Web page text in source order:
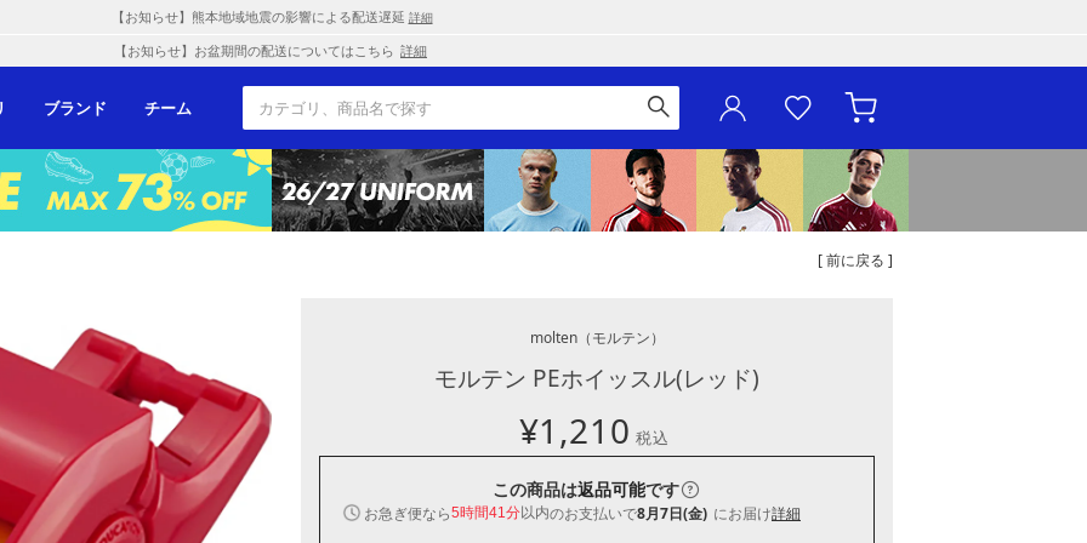
【お知らせ】熊本地域地震の影響による配送遅延 詳細
【お知らせ】お盆期間の配送についてはこちら 詳細
ブランド チーム
[ 前に戻る ]
molten（モルテン）
モルテン PEホイッスル(レッド)
¥1,210 税込
この商品は返品可能です
お急ぎ便なら5時間41分以内のお支払いで8月7日(金) にお届け詳細